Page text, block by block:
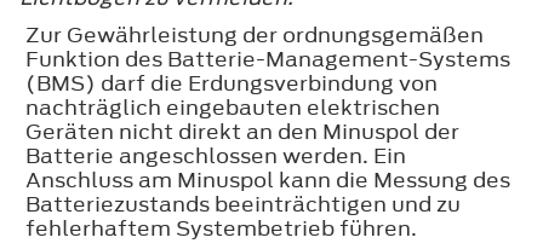
Zur Gewährleistung der ordnungsgemäßen
Funktion des Batterie-Management-Systems
(BMS) darf die Erdungsverbindung von
nachträglich eingebauten elektrischen
Geräten nicht direkt an den Minuspol der
Batterie angeschlossen werden. Ein
Anschluss am Minuspol kann die Messung des
Batteriezustands beeinträchtigen und zu
fehlerhaftem Systembetrieb führen.